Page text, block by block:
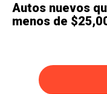
Autos nuevos
menos de